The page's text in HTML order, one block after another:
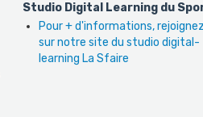
Studio Digital Learning du
Pour + d'informations,
sur notre site du studio digital-
learning La Sfaire